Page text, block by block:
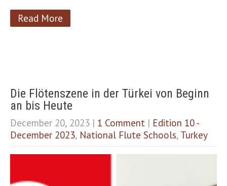
Read More
Die Flötenszene in der Türkei von Beginn
an bis Heute
December 20, 2023 | 1 Comment | Edition 10 -
December 2023, National Flute Schools, Turkey